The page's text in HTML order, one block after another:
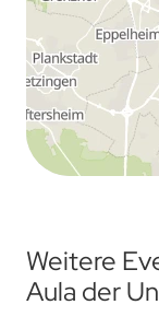
Weitere
Aula der